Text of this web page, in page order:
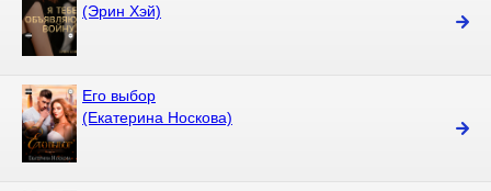
(Эрин Хэй)
Его выбор
(Екатерина Носкова)